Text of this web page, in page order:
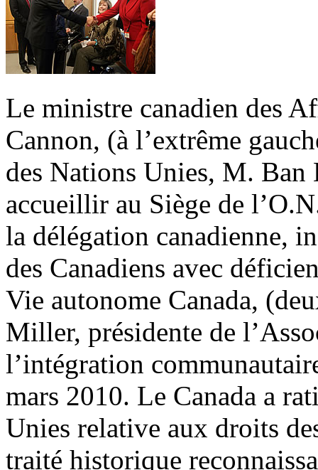
Le ministre canadien des
Cannon, (à l’extrême
des Nations Unies, M.
accueillir au Siège de
la délégation canadienne,
des Canadiens avec
Vie autonome Canada,
Miller, présidente de
l’intégration
mars 2010. Le Canada a
Unies relative aux droits
traité historique